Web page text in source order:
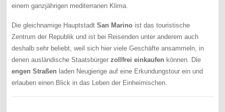
einem ganzjährigen mediterranen Klima.
Die gleichnamige Hauptstadt San Marino ist das touristische
Zentrum der Republik und ist bei Reisenden unter anderem auch
deshalb sehr beliebt, weil sich hier viele Geschäfte ansammeln, in
denen ausländische Staatsbürgerzollfrei einkaufen können. Die
engen Straßen laden Neugierige auf eine Erkundungstour ein und
erlauben einen Blick in das Leben der Einheimischen.